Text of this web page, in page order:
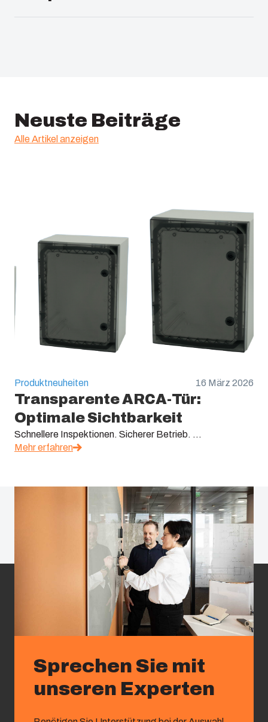
Neuste Beiträge
Alle Artikel anzeigen
Produktneuheiten 16 März 2026
Transparente ARCA-Tür:
Optimale Sichtbarkeit
Schnellere Inspektionen. Sicherer Betrieb. ...
Mehr erfahren
Sprechen Sie mit
unseren Experten